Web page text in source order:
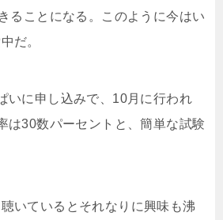
ることになる。このように今はい
だ。
いに申し込みで、10月に行われ
は30数パーセントと、簡単な試験
いているとそれなりに興味も沸